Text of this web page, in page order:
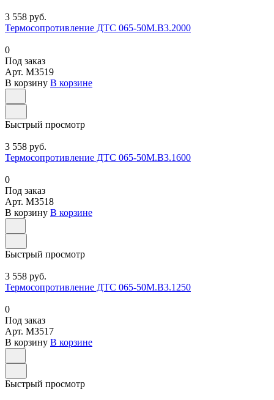
3 558 руб.
Термосопротивление ДТС 065-50М.В3.2000
0
Под заказ
Арт. M3519
В корзину В корзине
Быстрый просмотр
3 558 руб.
Термосопротивление ДТС 065-50М.В3.1600
0
Под заказ
Арт. M3518
В корзину В корзине
Быстрый просмотр
3 558 руб.
Термосопротивление ДТС 065-50М.В3.1250
0
Под заказ
Арт. M3517
В корзину В корзине
Быстрый просмотр